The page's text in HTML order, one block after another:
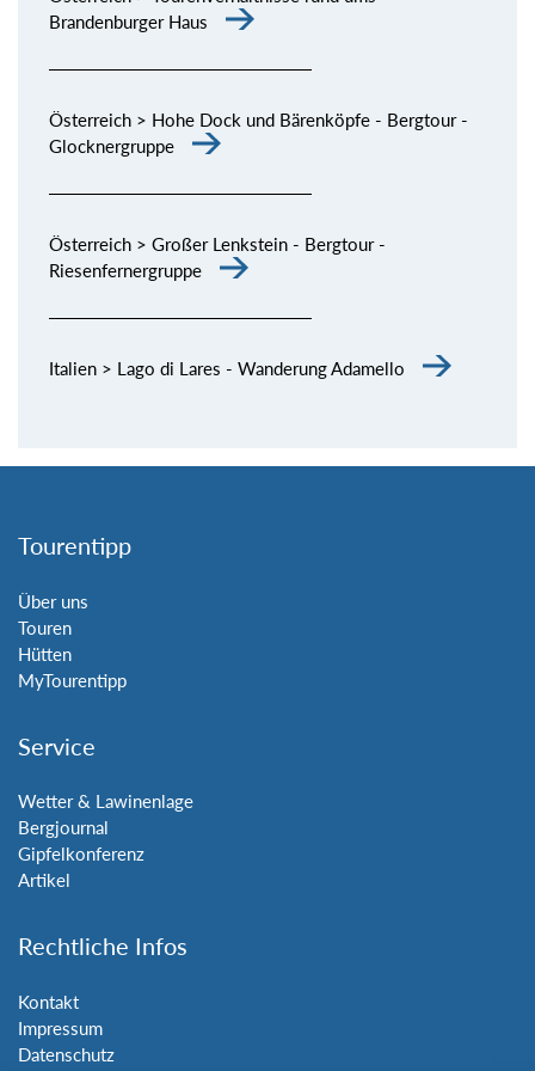
Brandenburger Haus
Österreich > Hohe Dock und Bärenköpfe - Bergtour -
Glocknergruppe
Österreich > Großer Lenkstein - Bergtour -
Riesenfernergruppe
Italien > Lago di Lares - Wanderung Adamello
Tourentipp
Über uns
Touren
Hütten
MyTourentipp
Service
Wetter & Lawinenlage
Bergjournal
Gipfelkonferenz
Artikel
Rechtliche Infos
Kontakt
Impressum
Datenschutz